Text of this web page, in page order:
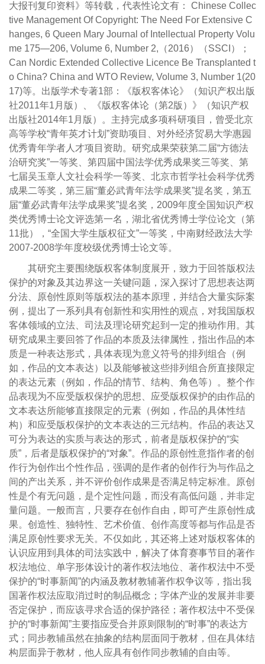
大报刊复印资料》等转载，代表性论文有： Chinese Collec
tive Management Of Copyright: The Need For Extensive C
hanges, 6 Queen Mary Journal of Intellectual Property Volu
me 175—206, Volume 6, Number 2,（2016）（SSCI）；
Can Nordic Extended Collective Licence Be Transplanted t
o China? China and WTO Review, Volume 3, Number 1(20
17)等。出版学术专著1部：《版权客体论》（知识产权出版
社2011年1月版）、《版权客体论（第2版）》（知识产权
出版社2014年1月版）。主持完成多项科研项目，曾受北京
高等学校“青年英才计划”资助项目、对外经济贸易大学惠园
优秀青年学者人才项目资助。研究成果荣获第二届“方德法
治研究奖”一等奖、第四届中国法学优秀成果奖三等奖、第
七届吴玉章人文社会科学一等奖、北京市哲学社会科学优秀
成果二等奖，第三届“董必武青年法学成果奖”提名奖，第五
届“董必武青年法学成果奖”提名奖，2009年度全国知识产权
类优秀博士论文评选第一名，湖北省优秀博士学位论文（第
11批），“全国大学生版权征文”一等奖，中南财经政法大学
2007-2008学年度校级优秀博士论文等。
其研究主要围绕版权客体制度展开，致力于回答版权法
保护的对象及其边界这一关键问题，深入探讨了思想表达两
分法、原创性原则等版权法的基本原理，并结合大量实际案
例，提出了一系列具有创新性和实用性的观点，对我国版权
客体领域的立法、司法及理论研究起到一定的推动作用。其
研究成果主要回答了作品的本质及法律属性，指出作品的本
质是一种表达形式，具体表现为意义符号的排列组合（例
如，作品的文本表达）以及能够被这些排列组合所直接限定
的表达元素（例如，作品的情节、结构、角色等）。整个作
品表现为不应受版权保护的思想、应受版权保护的由作品的
文本表达所能够直接限定的元素（例如，作品的具体性结
构）和应受版权保护的文本表达的三元结构。作品的表达又
可分为表达的实质与表达的形式，前者是版权保护的“实
质”，后者是版权保护的“对象”。作品的原创性意指作者的创
作行为创作出个性作品，强调的是作者的创作行为与作品之
间的产出关系，并不评价创作成果是否满足特定标准。原创
性是个有无问题，是个定性问题，而没有高低问题，并非定
量问题。一般而言，只要存在创作自由，即可产生原创性成
果。创造性、独特性、艺术价值、创作高度等都与作品是否
满足原创性要求无关。不仅如此，其还将上述对版权客体的
认识应用到具体的司法实践中，解决了体育赛事节目的著作
权法地位、单字形体设计的著作权法地位、著作权法中不受
保护的“时事新闻”的内涵及教材教辅著作权争议等，指出我
国著作权法应取消过时的制品概念；字体产业的发展并非要
否定保护，而应该寻求合适的保护路径；著作权法中不受保
护的“时事新闻”主要指应受合并原则限制的“时事”的表达方
式；同步教辅虽然在抽象的结构层面同于教材，但在具体结
构层面异于教材，他人应具有创作同步教辅的自由等。